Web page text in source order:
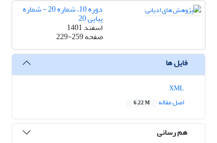
دوره 10، شماره 20 - شماره
پیاپی 20
اسفند 1401
صفحه229-259
فایل ها
اصل مقاله
6.22 M
هم رسانی